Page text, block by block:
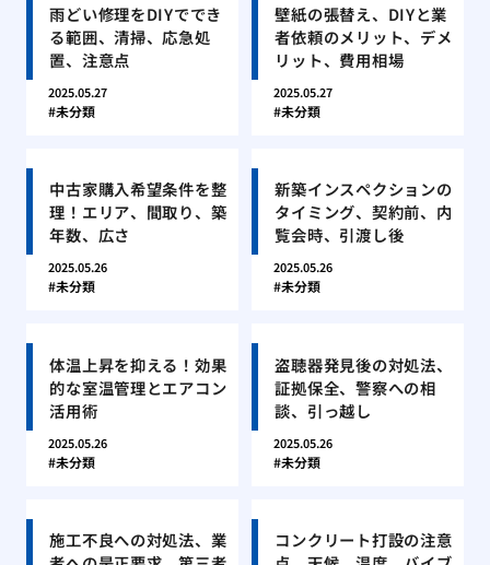
雨どい修理をDIYででき
る範囲、清掃、応急処
置、注意点
2025.05.27
未分類
壁紙の張替え、DIYと業
者依頼のメリット、デメ
リット、費用相場
2025.05.27
未分類
中古家購入希望条件を整
理！エリア、間取り、築
年数、広さ
2025.05.26
未分類
新築インスペクションの
タイミング、契約前、内
覧会時、引渡し後
2025.05.26
未分類
体温上昇を抑える！効果
的な室温管理とエアコン
活用術
2025.05.26
未分類
盗聴器発見後の対処法、
証拠保全、警察への相
談、引っ越し
2025.05.26
未分類
施工不良への対処法、業
コンクリート打設の注意